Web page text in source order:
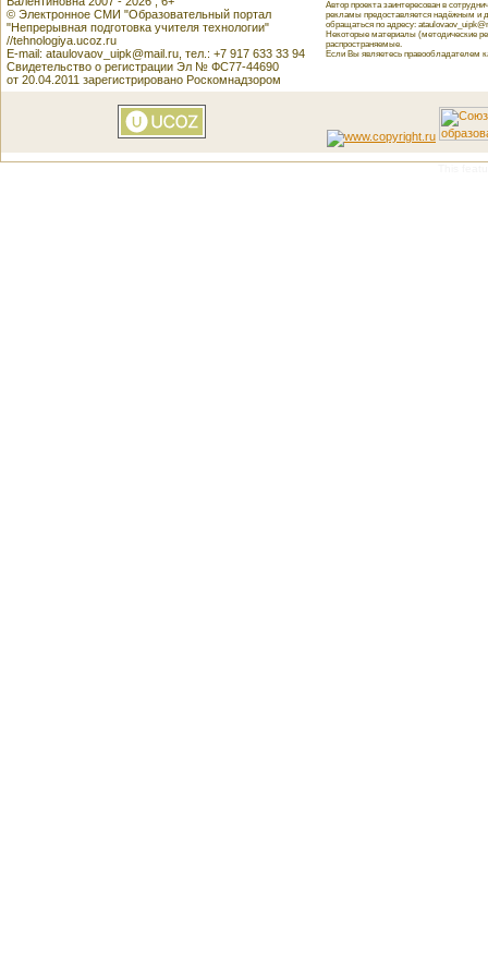
© Электронное СМИ "Образовательный портал
"Непрерывная подготовка учителя технологии"
//tehnologiya.ucoz.ru
E-mail: ataulovaov_uipk@mail.ru, тел.: +7 917 633 33 94
Свидетельство о регистрации Эл № ФС77-44690
от 20.04.2011 зарегистрировано Роскомнадзором
Автор проекта заинтересован в
рекламы предоставляется надёжным и
обращаться по адресу:
Некоторые материалы (методические
распространяемые.
Если Вы являетесь правообладателем